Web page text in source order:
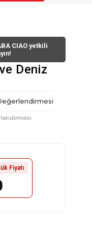
CIAO yetkili
Deniz
Fiyatı